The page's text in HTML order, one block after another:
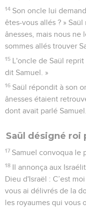
14 Son oncle lui
êtes-vous allés ? »
ânesses, mais nous ne
sommes allés trouver
15 L'oncle de Saül
dit Samuel. »
16 Saül répondit à son
ânesses étaient
dont avait parlé Samuel.
Saül désigné roi
17 Samuel convoqua le
18 Il annonça aux
Dieu d'Israël : C’est
vous ai délivrés de la
les royaumes qui vous